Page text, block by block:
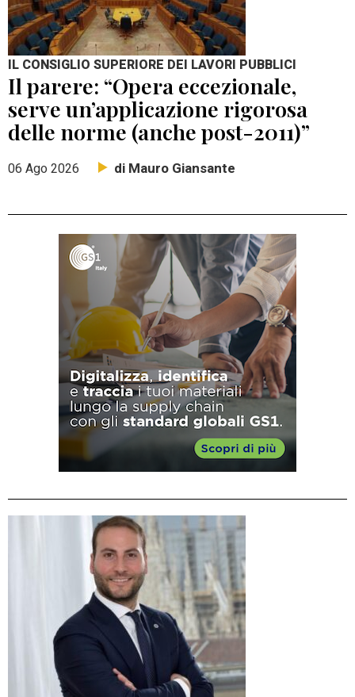
IL CONSIGLIO SUPERIORE DEI LAVORI PUBBLICI
Il parere: “Opera eccezionale,
serve un’applicazione rigorosa
delle norme (anche post-2011)”
06 Ago 2026 di Mauro Giansante